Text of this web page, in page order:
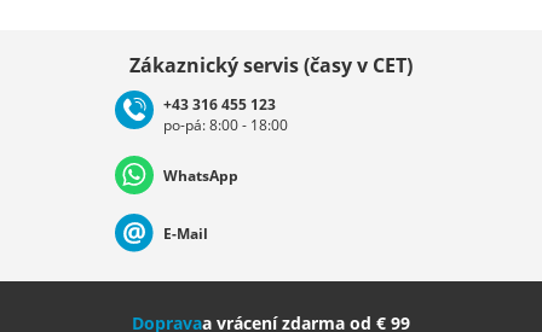
Deutschland Österreich
Nederland Italia (Italiano) Italien (Deutsch)
Zákaznický servis (časy v CET)
+43 316 455 123
po-pá: 8:00 - 18:00
WhatsApp
E-Mail
Dopravaa vrácení zdarma od € 99